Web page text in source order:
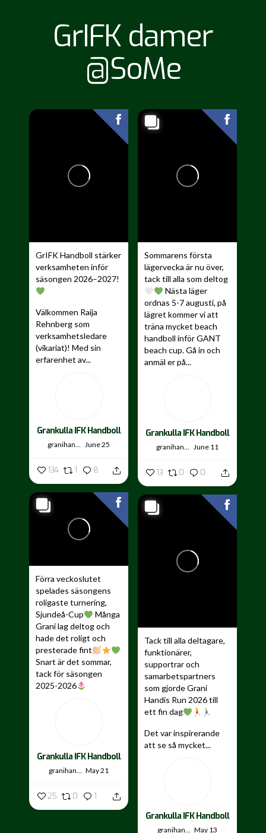
GrIFK damer
@SoMe
GrIFK Handboll stärker
verksamheten inför
säsongen 2026–2027!
Välkommen Raija
Rehnberg som
verksamhetsledare
(vikariat)! Med sin
erfarenhet av...
Grankulla IFK Handboll
granihandis June 25
134 1 8
Sommarens första
lägervecka är nu över,
tack till alla som deltog
Nästa läger
ordnas 5-7 augusti, på
lägret kommer vi att
träna mycket beach
handboll inför GANT
beach cup. Gå in och
anmäl er på...
Grankulla IFK Handboll
granihandis June 11
13 0 0
Förra veckoslutet
spelades säsongens
roligaste turnering,
Sjundeå-Cup
Många
Grani lag deltog och
hade det roligt och
presterade fint
Snart är det sommar,
tack för säsongen
2025-2026
Grankulla IFK Handboll
granihandis May 21
25 0 1
Tack till alla deltagare,
funktionärer,
supportrar och
samarbetspartners
som gjorde Grani
Handis Run 2026 till
ett fin dag
Det var inspirerande
att se så mycket...
Grankulla IFK Handboll
granihandis May 13